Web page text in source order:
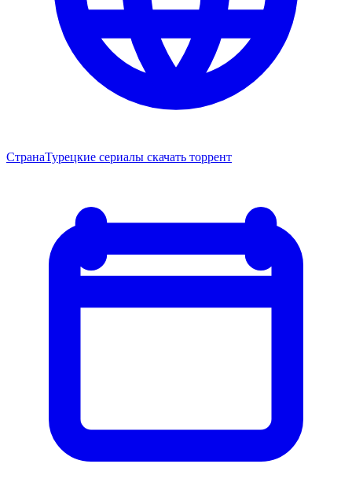
СтранаТурецкие сериалы скачать торрент